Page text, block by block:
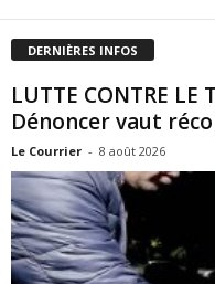
DERNIÈRES INFOS
LUTTE CONTRE LE
Dénoncer vaut
Le Courrier - 8 août 2026